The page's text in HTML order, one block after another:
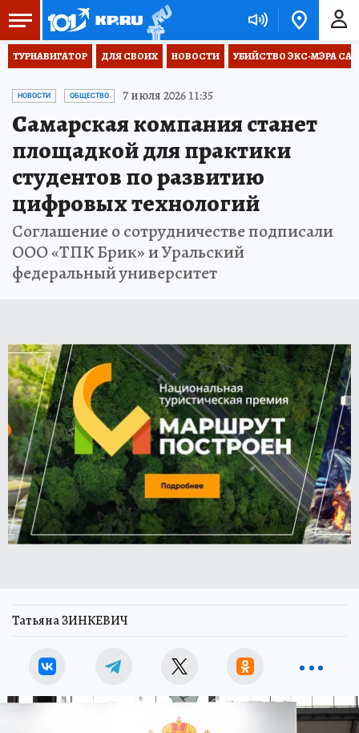
ТУРНАВИГАТОР ДЛЯ СВОИХ НОВОСТИ УБИЙСТВО ЭКС-МЭРА
НОВОСТИ ОБЩЕСТВО 7 июля 2026 11:35
Самарская компания станет
площадкой для практики
студентов по развитию
цифровых технологий
Соглашение о сотрудничестве подписали
ООО «ТПК Брик» и Уральский
федеральный университет
Татьяна ЗИНКЕВИЧ